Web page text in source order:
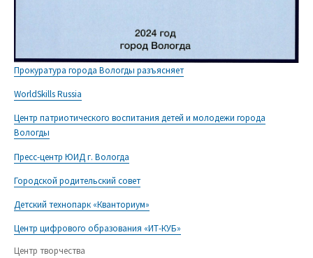
Прокуратура города Вологды разъясняет
WorldSkills Russia
Центр патриотического воспитания детей и молодежи города
Вологды
Пресс-центр ЮИД г. Вологда
Городской родительский совет
Детский технопарк «Кванториум»
Центр цифрового образования «ИТ-КУБ»
Центр творчества